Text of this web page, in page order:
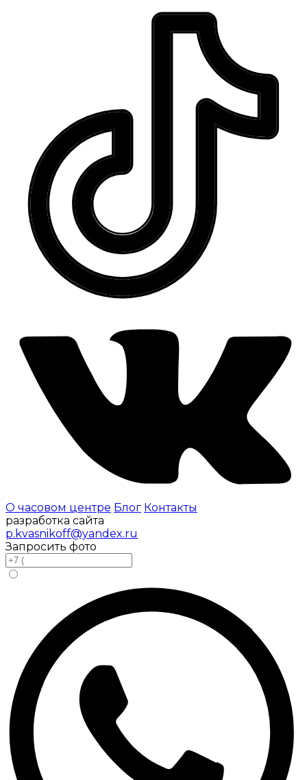
О часовом центре Блог Контакты
разработка сайта
p.kvasnikoff@yandex.ru
Запросить фото